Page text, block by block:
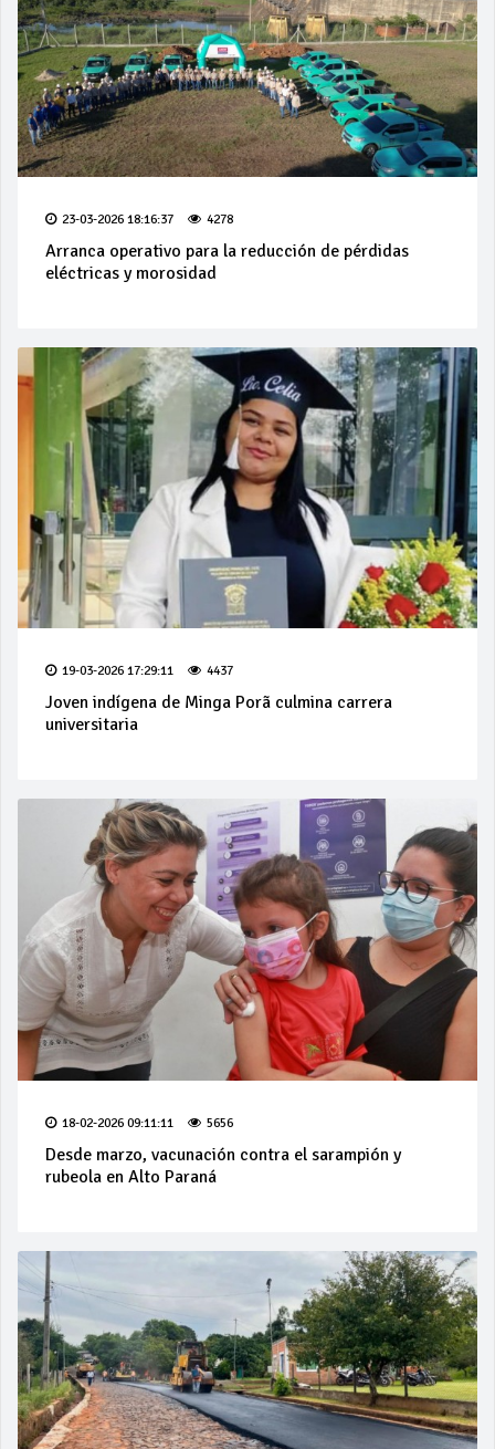
23-03-2026 18:16:37 4278
Arranca operativo para la reducción de pérdidas
eléctricas y morosidad
19-03-2026 17:29:11 4437
Joven indígena de Minga Porã culmina carrera
universitaria
18-02-2026 09:11:11 5656
Desde marzo, vacunación contra el sarampión y
rubeola en Alto Paraná